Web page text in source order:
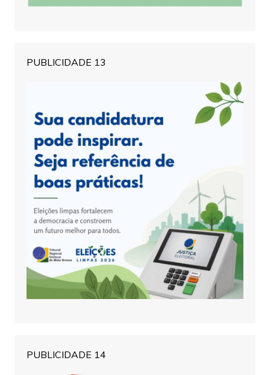
PUBLICIDADE 13
PUBLICIDADE 14